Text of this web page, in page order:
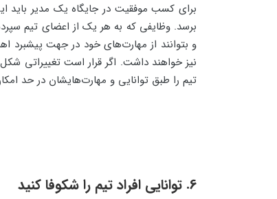
برای کسب موفقیت در جایگاه یک مدیر باید
برسد. وظایفی که به هر یک از اعضای تیم
و بتوانند از مهارت‌های خود در جهت پیشبرد
نیز خواهند داشت. اگر قرار است تغییراتی
تیم را طبق توانایی و مهارت‌هایشان در حد
6. توانایی افراد تیم را شکوفا کنید